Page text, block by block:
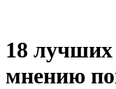
18 лучших
мнению